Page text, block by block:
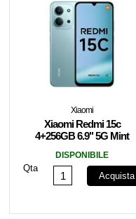
Xiaomi
Xiaomi Redmi 15c
4+256GB 6.9" 5G Mint
DISPONIBILE
Qta
Acquista